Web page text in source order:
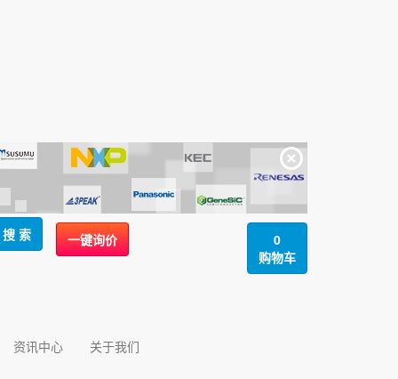
一键询价
0
购物车
搜 索
资讯中心 关于我们